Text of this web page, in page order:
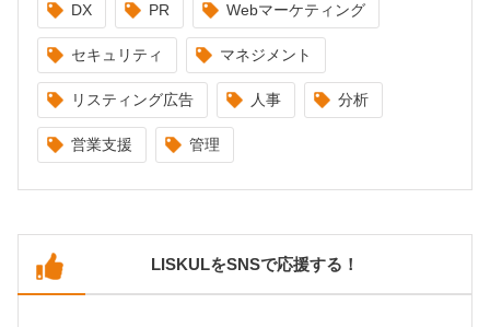
DX PR Webマーケティング
セキュリティ マネジメント
リスティング広告 人事 分析
営業支援 管理
LISKULをSNSで応援する！